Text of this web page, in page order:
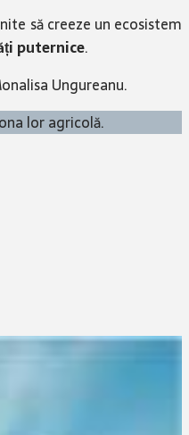
să creeze un ecosistem
puternice.
Ungureanu.
lor agricolă.